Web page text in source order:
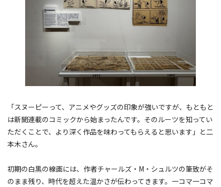
「スヌーピーって、アニメやグッズの印象が強いですが、もともと
は新聞連載のコミックから始まったんです。そのルーツを知ってい
ただくことで、より深く作品を味わってもらえると思います」と二
本木さん。
初期の白黒の線画には、作者チャールズ・M・シュルツの筆致がそ
のまま残り、時代を超えた温かさが伝わってきます。一コマ一コマ